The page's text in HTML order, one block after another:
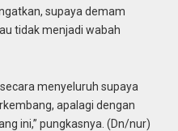
supaya demam
tidak menjadi wabah
menyeluruh supaya
apalagi dengan
ini,” pungkasnya. (Dn/nur)